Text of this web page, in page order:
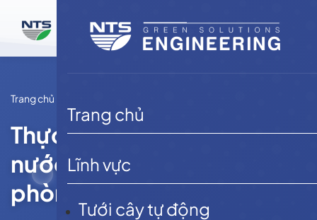
Trang chủ
Lĩnh vực
Tưới cây tự động
dung
Trang chủ
Thực trạng, quy trình xử lý
nước thải toà nhà văn
phòng